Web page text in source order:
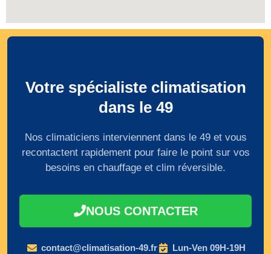
Votre spécialiste climatisation
dans le 49
Nos climaticiens interviennent dans le 49 et vous
recontactent rapidement pour faire le point sur vos
besoins en chauffage et clim réversible.
NOUS CONTACTER
contact@climatisation-49.fr Lun-Ven 09H-19H